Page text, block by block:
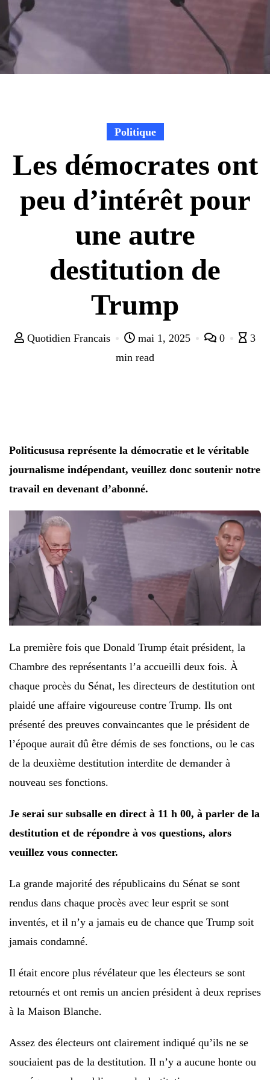
Politique
Les démocrates ont
peu d’intérêt pour
une autre
destitution de
Trump
Quotidien Francais mai 1, 2025 0
3
min read
Politicususa représente la démocratie et le véritable
journalisme indépendant, veuillez donc soutenir notre
travail en devenant d’abonné.
La première fois que Donald Trump était président, la
Chambre des représentants l’a accueilli deux fois. À
chaque procès du Sénat, les directeurs de destitution ont
plaidé une affaire vigoureuse contre Trump. Ils ont
présenté des preuves convaincantes que le président de
l’époque aurait dû être démis de ses fonctions, ou le cas
de la deuxième destitution interdite de demander à
nouveau ses fonctions.
Je serai sur subsalle en direct à 11 h 00, à parler de la
destitution et de répondre à vos questions, alors
veuillez vous connecter.
La grande majorité des républicains du Sénat se sont
rendus dans chaque procès avec leur esprit se sont
inventés, et il n’y a jamais eu de chance que Trump soit
jamais condamné.
Il était encore plus révélateur que les électeurs se sont
retournés et ont remis un ancien président à deux reprises
à la Maison Blanche.
Assez des électeurs ont clairement indiqué qu’ils ne se
souciaient pas de la destitution. Il n’y a aucune honte ou